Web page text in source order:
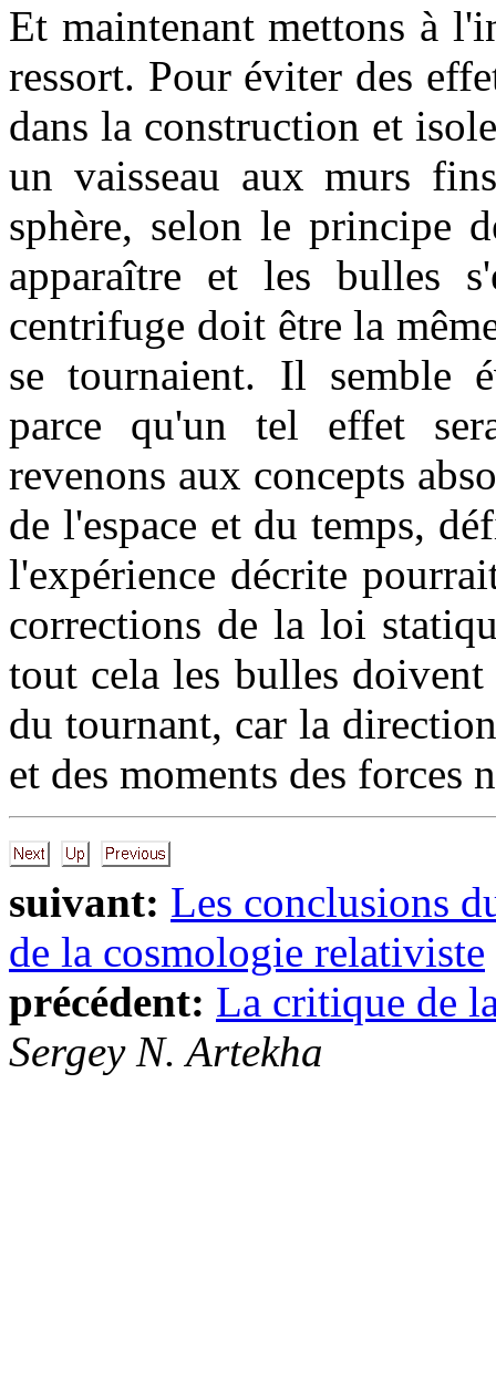
Et maintenant mettons à
ressort. Pour éviter des
dans la construction et
un vaisseau aux murs
sphère, selon le principe
apparaître et les bulles
centrifuge doit être la
se tournaient. Il semble
parce qu'un tel effet
revenons aux concepts
de l'espace et du temps,
l'expérience décrite
corrections de la loi
tout cela les bulles
du tournant, car la
et des moments des forces
suivant: Les conclusions
de la cosmologie relativiste
précédent: La critique de
Sergey N. Artekha